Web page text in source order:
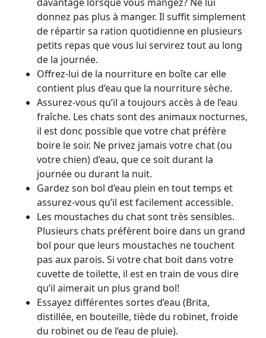
donnez pas plus à manger. Il suffit simplement
de répartir sa ration quotidienne en plusieurs
petits repas que vous lui servirez tout au long
de la journée.
Offrez-lui de la nourriture en boîte car elle
contient plus d’eau que la nourriture sèche.
Assurez-vous qu’il a toujours accès à de l’eau
fraîche. Les chats sont des animaux nocturnes,
il est donc possible que votre chat préfère
boire le soir. Ne privez jamais votre chat (ou
votre chien) d’eau, que ce soit durant la
journée ou durant la nuit.
Gardez son bol d’eau plein en tout temps et
assurez-vous qu’il est facilement accessible.
Les moustaches du chat sont très sensibles.
Plusieurs chats préfèrent boire dans un grand
bol pour que leurs moustaches ne touchent
pas aux parois. Si votre chat boit dans votre
cuvette de toilette, il est en train de vous dire
qu’il aimerait un plus grand bol!
Essayez différentes sortes d’eau (Brita,
distillée, en bouteille, tiède du robinet, froide
du robinet ou de l’eau de pluie).